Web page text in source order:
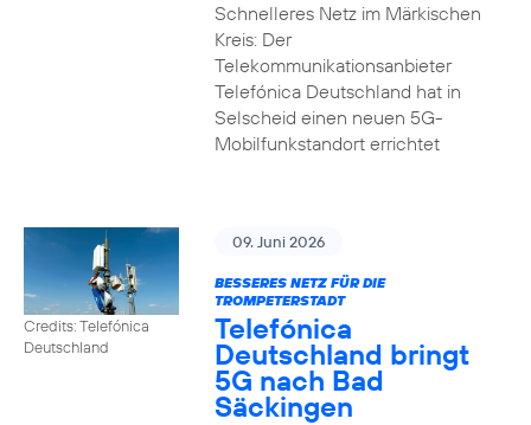
Schnelleres Netz im Märkischen
Kreis: Der
Telekommunikationsanbieter
Telefónica Deutschland hat in
Selscheid einen neuen 5G-
Mobilfunkstandort errichtet
Credits: Telefónica
Deutschland
09. Juni 2026
BESSERES NETZ FÜR DIE
TROMPETERSTADT
Telefónica
Deutschland bringt
5G nach Bad
Säckingen